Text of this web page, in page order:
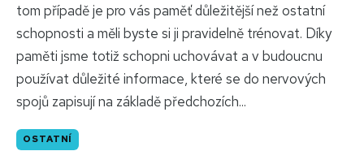
tom případě je pro vás paměť důležitější než ostatní
schopnosti a měli byste si ji pravidelně trénovat. Díky
paměti jsme totiž schopni uchovávat a v budoucnu
používat důležité informace, které se do nervových
spojů zapisují na základě předchozích...
OSTATNÍ